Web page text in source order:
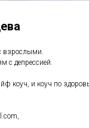
взрослыми.
с депрессией.
коуч, и коуч по